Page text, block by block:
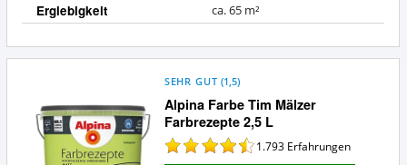
Ergiebigkeit ca. 65 m²
Alpina Farbe Tim Mälzer
Farbrezepte 2,5 L
SEHR GUT (1,5)
1.793 Erfahrungen